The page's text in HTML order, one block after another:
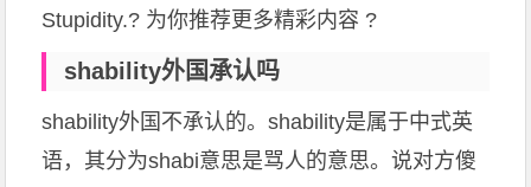
Stupidity.? 为你推荐更多精彩内容 ?
shability外国承认吗
shability外国不承认的。shability是属于中式英
语，其分为shabi意思是骂人的意思。说对方傻